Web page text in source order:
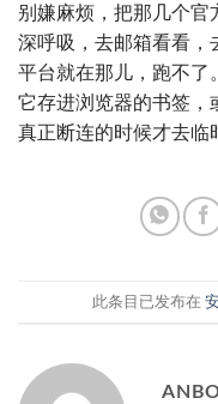
别嫌麻烦，把那几个官
深呼吸，去邮箱看看，
平台就在那儿，跑不了
它存进浏览器的书签，
真正断连的时候才去临
此条目已发布在